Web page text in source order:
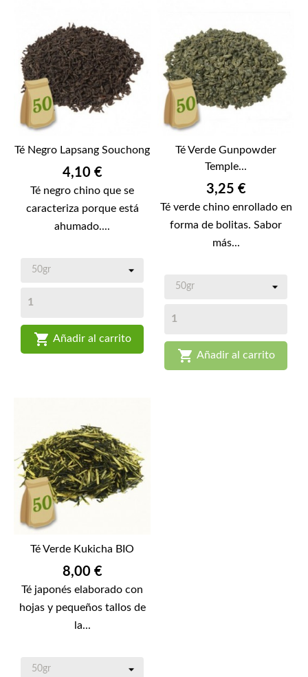
Té Negro Lapsang Souchong
Precio
4,10 €
Té negro chino que se
caracteriza porque está
ahumado....
 Añadir al carrito
Té Verde Gunpowder
Temple...
Precio
3,25 €
Té verde chino enrollado en
forma de bolitas. Sabor
más...
 Añadir al carrito
Té Verde Kukicha BIO
Precio
8,00 €
Té japonés elaborado con
hojas y pequeños tallos de
la...